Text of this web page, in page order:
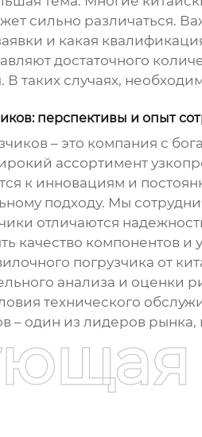
сильно различаться.
и какая
достаточного
случаях,
перспективы и опыт
– это компания с
ассортимент
к инновациям и
подходу. Мы
отличаются
качество компонентов и
погрузчика от
анализа и оценки
технического
– один из лидеров